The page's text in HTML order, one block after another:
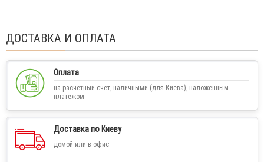
ДОСТАВКА И ОПЛАТА
Оплата
на расчетный счет, наличными (для Киева), наложенным
платежом
Доставка по Киеву
домой или в офис